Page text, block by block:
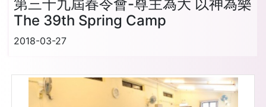
第三十九屆春令會-尊主為大 以神為樂
The 39th Spring Camp
2018-03-27